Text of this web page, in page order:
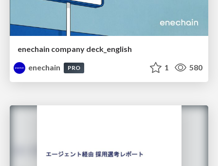
enechain company deck_english
enechain
PRO 1 580